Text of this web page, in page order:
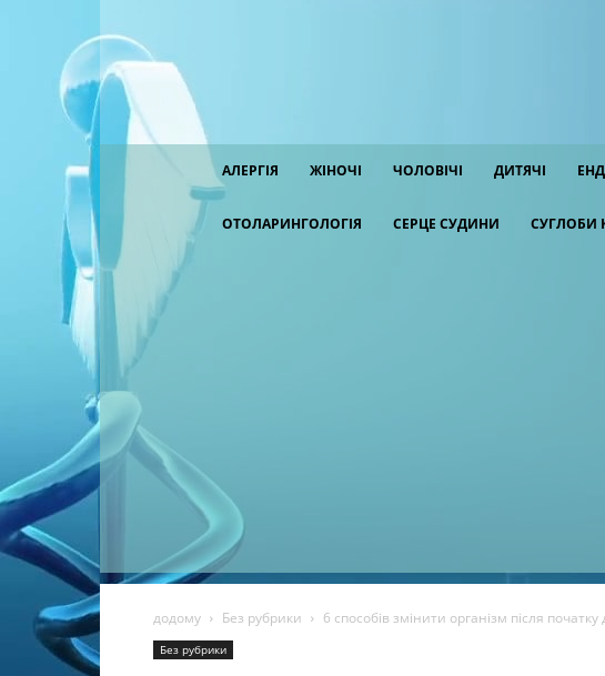
АЛЕРГІЯ ЖІНОЧІ ЧОЛОВІЧІ ДИТЯЧІ
ОТОЛАРИНГОЛОГІЯ СЕРЦЕ СУДИНИ СУГЛОБИ
додому Без рубрики 6 способів змінити організм після
Без рубрики